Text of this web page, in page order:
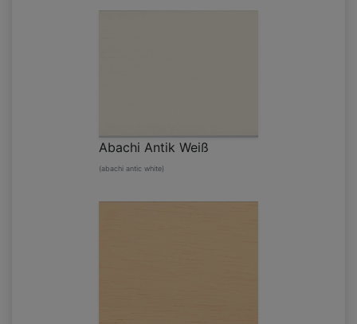
Abachi Antik Weiß
(abachi antic white)